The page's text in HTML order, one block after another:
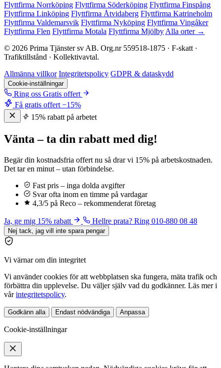
Flyttfirma Norrköping Flyttfirma Söderköping Flyttfirma Finspång
Flyttfirma Linköping Flyttfirma Åtvidaberg Flyttfirma Katrineholm
Flyttfirma Valdemarsvik Flyttfirma Nyköping Flyttfirma Vingåker
Flyttfirma Flen Flyttfirma Motala Flyttfirma Mjölby Alla orter →
© 2026 Prima Tjänster sv AB. Org.nr 559518-1875 · F-skatt ·
Trafiktillstånd · Kollektivavtal.
Allmänna villkor Integritetspolicy GDPR & dataskydd
Cookie-inställningar
Ring oss Gratis offert
Få gratis offert −15%
15% rabatt på arbetet
Vänta – ta din rabatt med dig!
Begär din kostnadsfria offert nu så drar vi 15% på arbetskostnaden.
Det tar en minut – utan förbindelse.
Fast pris – inga dolda avgifter
Svar ofta inom en timme på vardagar
4,3/5 på Reco – rekommenderat företag
Ja, ge mig 15% rabatt Hellre prata? Ring 010-880 08 48
Nej tack, jag vill inte spara pengar
Vi värnar om din integritet
Vi använder cookies för att webbplatsen ska fungera, mäta trafik och
förbättra din upplevelse. Du väljer själv vad du godkänner. Läs mer i
vårintegritetspolicy.
Godkänn alla Endast nödvändiga Anpassa
Cookie-inställningar